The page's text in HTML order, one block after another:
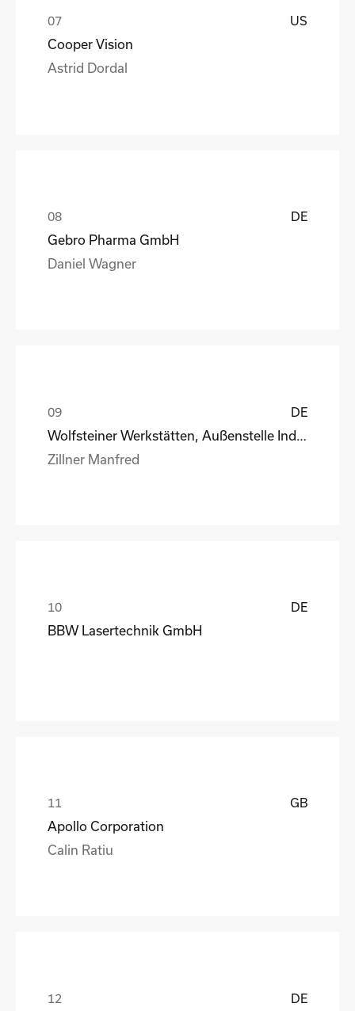
US
Cooper Vision
Astrid Dordal
DE
Gebro Pharma GmbH
Daniel Wagner
DE
Zillner Manfred
DE
BBW Lasertechnik GmbH
GB
Apollo Corporation
Calin Ratiu
DE